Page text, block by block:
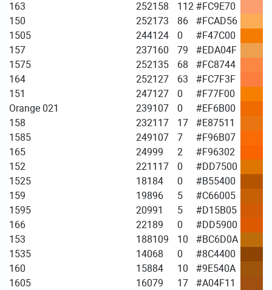
163
252158 112 #FC9E70
150
252173 86
#FCAD56
1505
244124 0
#F47C00
157
237160 79
#EDA04F
1575
252135 68
#FC8744
164
252127 63
#FC7F3F
151
247127 0
#F77F00
Orange 021
239107 0
#EF6B00
158
232117 17
#E87511
1585
249107 7
#F96B07
165
24999 2
#F96302
152
221 117 0
#DD7500
1525
181 84 0
#B55400
159
19896 5
#C66005
1595
20991 5
#D15B05
166
221 89 0
#DD5900
153
188109 10
#BC6D0A
1535
14068 0
#8C4400
160
15884 10
#9E540A
1605
16079 17
#A04F11